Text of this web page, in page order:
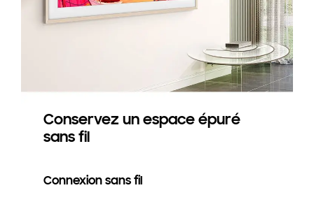
Conservez un espace épuré
sans fil
Connexion sans fil